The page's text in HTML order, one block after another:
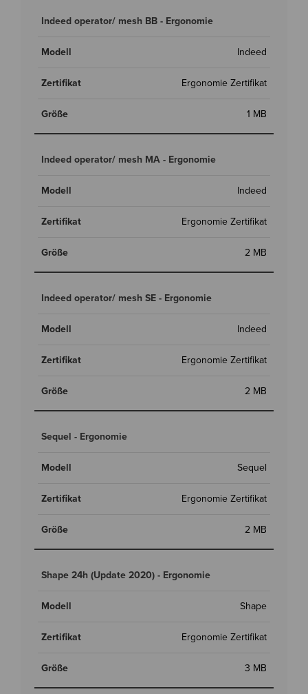
Indeed operator/ mesh BB - Ergonomie
Indeed
Ergonomie Zertifikat
1 MB
Indeed operator/ mesh MA - Ergonomie
Indeed
Ergonomie Zertifikat
2 MB
Indeed operator/ mesh SE - Ergonomie
Indeed
Ergonomie Zertifikat
2 MB
Sequel - Ergonomie
Sequel
Ergonomie Zertifikat
2 MB
Shape 24h (Update 2020) - Ergonomie
Shape
Ergonomie Zertifikat
3 MB